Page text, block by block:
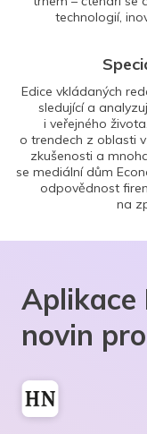
technologií,
Edice vkládaných
sledující a
i veřejného
o trendech z oblasti
zkušenosti a
se mediální dům
odpovědnost
na
Aplikace
novin